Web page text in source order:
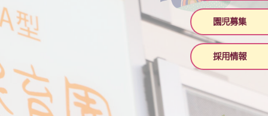
園児募集
採用情報